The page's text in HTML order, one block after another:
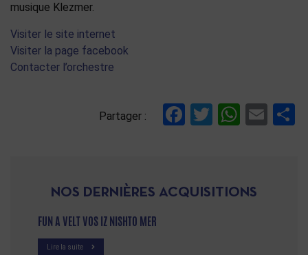
musique Klezmer.
Visiter le site internet
Visiter la page facebook
Contacter l’orchestre
Partager : Facebook
Twitter
NOS DERNIÈRES ACQUISITIONS
FUN A VELT VOS IZ NISHTO MER
Lire la suite